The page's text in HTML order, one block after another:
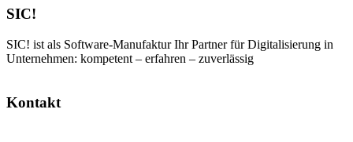
SIC!
SIC! ist als Software-Manufaktur Ihr Partner für Digitalisierung in
Unternehmen: kompetent – erfahren – zuverlässig
Kontakt